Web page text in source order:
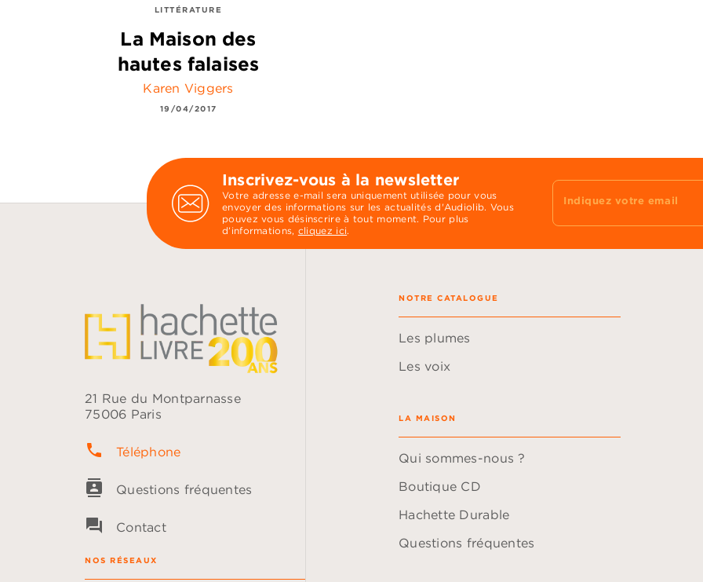
LITTÉRATURE
La Maison des
hautes falaises
Karen Viggers
19/04/2017
Inscrivez-vous à la newsletter
Votre adresse e-mail sera uniquement utilisée pour vous
envoyer des informations sur les actualités d'Audiolib. Vous
pouvez vous désinscrire à tout moment. Pour plus
d’informations, cliquez ici.
Indiquez votre email
21 Rue du Montparnasse
75006 Paris
phone Téléphone
contacts Questions fréquentes
question_answer Contact
NOS RÉSEAUX
NOTRE CATALOGUE
Les plumes
Les voix
LA MAISON
Qui sommes-nous ?
Boutique CD
Hachette Durable
Questions fréquentes